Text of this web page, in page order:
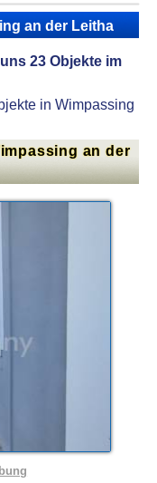
an der Leitha
23 Objekte im
in Wimpassing
an der